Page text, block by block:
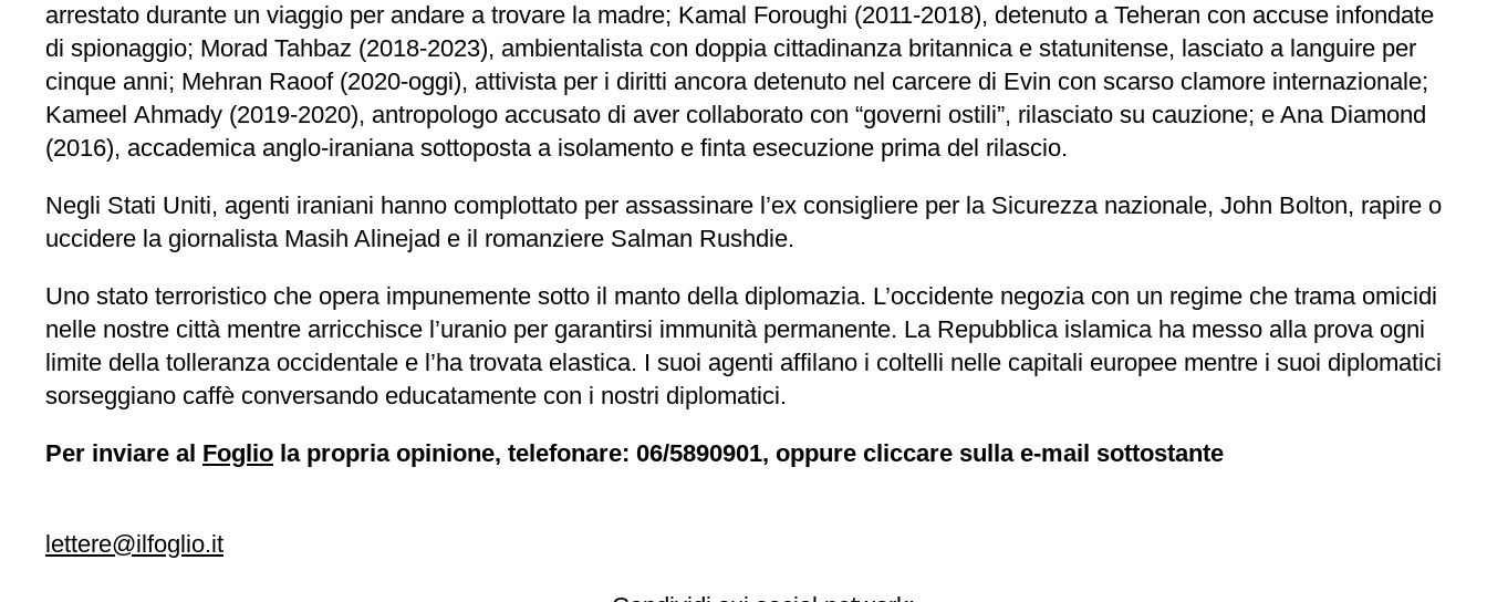
arrestato durante un viaggio per andare a trovare la madre; Kamal Foroughi (2011-2018), detenuto a Teheran con accuse infondate
di spionaggio; Morad Tahbaz (2018-2023), ambientalista con doppia cittadinanza britannica e statunitense, lasciato a languire per
cinque anni; Mehran Raoof (2020-oggi), attivista per i diritti ancora detenuto nel carcere di Evin con scarso clamore internazionale;
Kameel Ahmady (2019-2020), antropologo accusato di aver collaborato con “governi ostili”, rilasciato su cauzione; e Ana Diamond
(2016), accademica anglo-iraniana sottoposta a isolamento e finta esecuzione prima del rilascio.
Negli Stati Uniti, agenti iraniani hanno complottato per assassinare l’ex consigliere per la Sicurezza nazionale, John Bolton, rapire o
uccidere la giornalista Masih Alinejad e il romanziere Salman Rushdie.
Uno stato terroristico che opera impunemente sotto il manto della diplomazia. L’occidente negozia con un regime che trama omicidi
nelle nostre città mentre arricchisce l’uranio per garantirsi immunità permanente. La Repubblica islamica ha messo alla prova ogni
limite della tolleranza occidentale e l’ha trovata elastica. I suoi agenti affilano i coltelli nelle capitali europee mentre i suoi diplomatici
sorseggiano caffè conversando educatamente con i nostri diplomatici.
Per inviare al Foglio la propria opinione, telefonare: 06/5890901, oppure cliccare sulla e-mail sottostante
lettere@ilfoglio.it